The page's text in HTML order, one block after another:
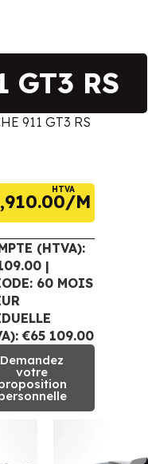
GT3 RS
911 GT3 RS
HTVA
(HTVA):
|
60 MOIS
€65 109.00
Demandez
votre